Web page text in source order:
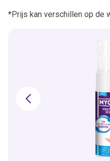
*Prijs kan verschillen op de